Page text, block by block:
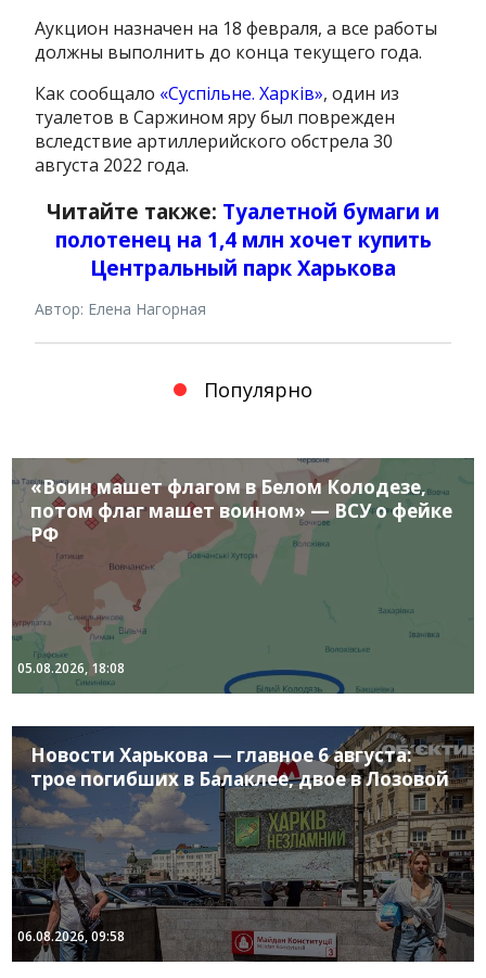
Аукцион назначен на 18 февраля, а все работы
должны выполнить до конца текущего года.
Как сообщало «Суспільне. Харків», один из
туалетов в Саржином яру был поврежден
вследствие артиллерийского обстрела 30
августа 2022 года.
Читайте также: Туалетной бумаги и
полотенец на 1,4 млн хочет купить
Центральный парк Харькова
Автор: Елена Нагорная
Популярно
«Воин машет флагом в Белом Колодезе,
потом флаг машет воином» — ВСУ о фейке
РФ
05.08.2026, 18:08
Новости Харькова — главное 6 августа:
трое погибших в Балаклее, двое в Лозовой
06.08.2026, 09:58